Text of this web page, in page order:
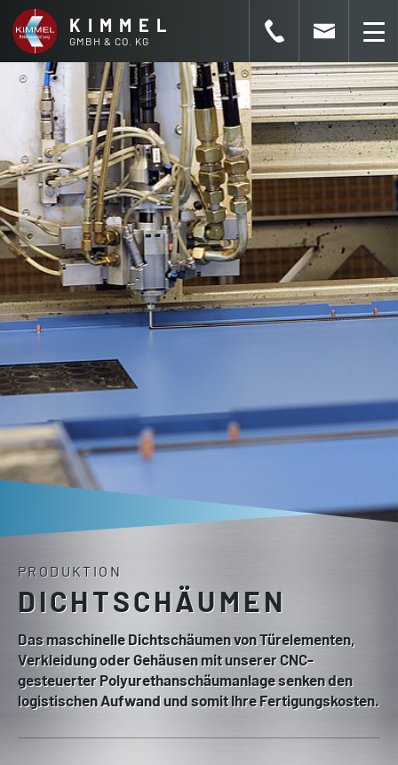
KIMMEL
GMBH & CO. KG
DICHTSCHÄUMEN
PRODUKTION
Das maschinelle Dichtschäumen von Türelementen,
Verkleidung oder Gehäusen mit unserer CNC-
gesteuerter Polyurethanschäumanlage senken den
logistischen Aufwand und somit Ihre Fertigungskosten.